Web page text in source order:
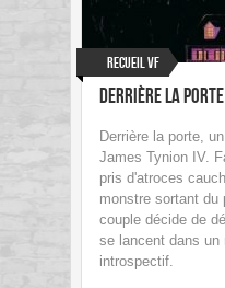
Recueil VF
Derrière la porte
Derrière la porte,
James Tynion IV.
pris d'atroces
monstre sortant du
couple décide de
se lancent dans un
introspectif.